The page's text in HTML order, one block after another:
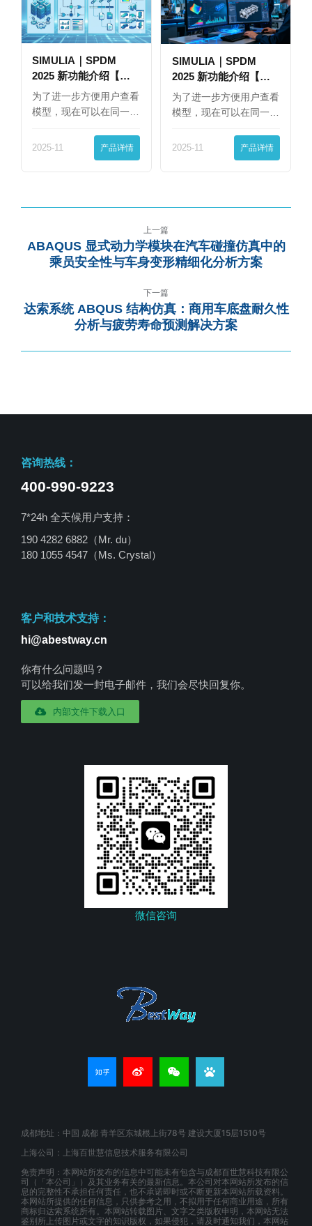
SIMULIA｜SPDM
2025 新功能介绍【下
篇】
为了进一步方便用户查看
模型，现在可以在同一
2025-11 产品详情
SIMULIA｜SPDM
2025 新功能介绍【上
篇】
为了进一步方便用户查看
模型，现在可以在同一
2025-11 产品详情
上一篇
ABAQUS 显式动力学模块在汽车碰撞仿真中的
乘员安全性与车身变形精细化分析方案
下一篇
达索系统 ABQUS 结构仿真：商用车底盘耐久性
分析与疲劳寿命预测解决方案
咨询热线：
400-990-9223
7*24h 全天候用户支持：
190 4282 6882（Mr. du）
180 1055 4547 （Ms. Crystal）
客户和技术支持：
hi@abestway.cn
你有什么问题吗？
可以给我们发一封电子邮件，我们会尽快回复你。
内部文件下载入口
微信咨询
成都地址：中国 成都 青羊区东城根上街78号 建设大厦15层1510号
上海公司：上海百世慧信息技术服务有限公司
免责声明：本网站所发布的信息中可能未有包含与成都百世慧科技有限公
司（「本公司」）及其业务有关的最新信息。本公司对本网站所发布的信
息的完整性不承担任何责任，也不承诺即时或不断更新本网站所载资料。
本网站所提供的任何信息，只供参考之用，不拟用于任何商业用途，所有
商标归达索系统所有。本网站转载图片、文字之类版权申明，本网站无法
鉴别所上传图片或文字的知识版权，如果侵犯，请及时通知我们，本网站